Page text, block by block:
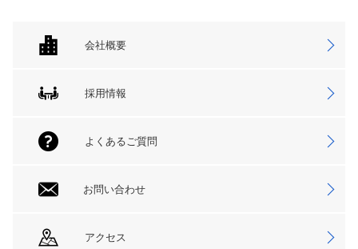
会社概要
採用情報
よくあるご質問
お問い合わせ
アクセス